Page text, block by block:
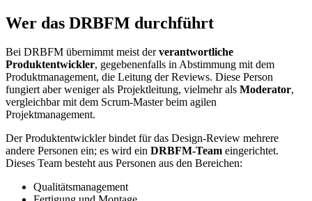
Wer das DRBFM durchführt
Bei DRBFM übernimmt meist derverantwortliche
Produktentwickler, gegebenenfalls in Abstimmung mit dem
Produktmanagement, die Leitung der Reviews. Diese Person
fungiert aber weniger als Projektleitung, vielmehr als Moderator,
vergleichbar mit dem Scrum-Master beim agilen
Projektmanagement.
Der Produktentwickler bindet für das Design-Review mehrere
andere Personen ein; es wird ein DRBFM-Team eingerichtet.
Dieses Team besteht aus Personen aus den Bereichen:
Qualitätsmanagement